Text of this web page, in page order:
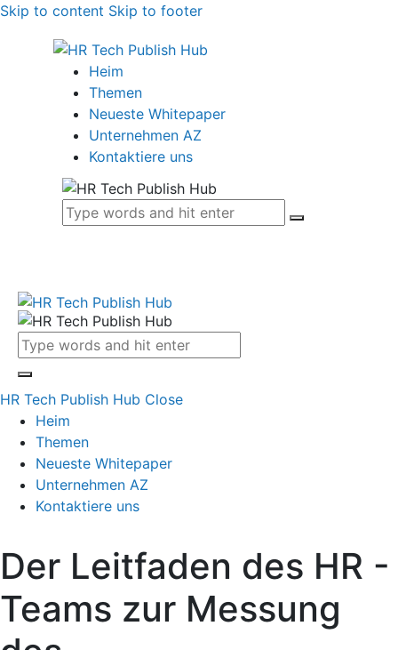
Skip to content Skip to footer
Heim
Themen
Neueste Whitepaper
Unternehmen AZ
Kontaktiere uns
HR Tech Publish Hub Close
Heim
Themen
Neueste Whitepaper
Unternehmen AZ
Kontaktiere uns
Der Leitfaden des HR -
Teams zur Messung